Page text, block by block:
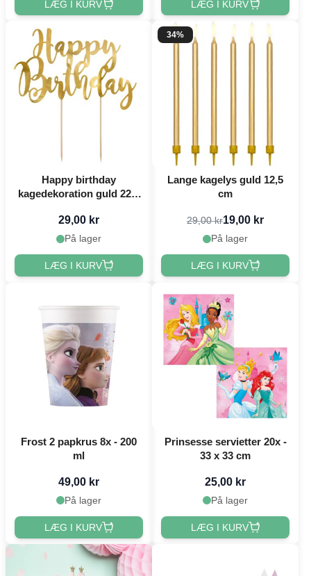
LÆG I KURV LÆG I KURV
Happy birthday
kagedekoration guld 22.5
29,00 kr
På lager
LÆG I KURV
34%
Lange kagelys guld 12,5
cm
29,00 kr19,00 kr
På lager
LÆG I KURV
Frost 2 papkrus 8x - 200
ml
49,00 kr
På lager
LÆG I KURV
Prinsesse servietter 20x -
33 x 33 cm
25,00 kr
På lager
LÆG I KURV